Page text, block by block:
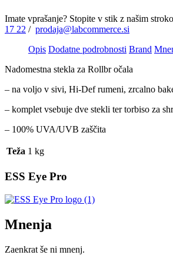
Imate vprašanje? Stopite v stik z našim
17 22 / prodaja@labcommerce.si
Opis Dodatne podrobnosti Brand
Nadomestna stekla za Rollbr očala
– na voljo v sivi, Hi-Def rumeni, zrcalno
– komplet vsebuje dve stekli ter torbiso za
– 100% UVA/UVB zaščita
Teža 1 kg
ESS Eye Pro
Mnenja
Zaenkrat še ni mnenj.